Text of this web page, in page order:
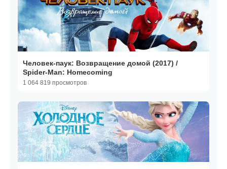
Человек-паук: Возвращение домой (2017) /
Spider-Man: Homecoming
1 064 819 просмотров